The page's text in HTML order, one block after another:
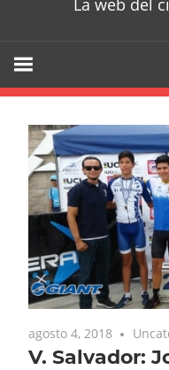
La web del
agosto 4, 2018
V. Salvador: